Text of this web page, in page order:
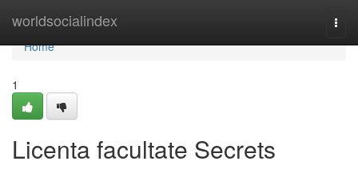
worldsocialindex
Home
Home
1
Licenta facultate Secrets